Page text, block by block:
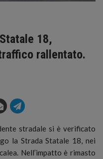
18,
rallentato.
stradale si è verificato
la Strada Statale 18, nei
Nell’impatto è rimasto